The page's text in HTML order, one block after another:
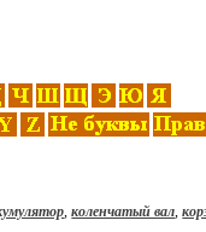
,коленчатый вал,